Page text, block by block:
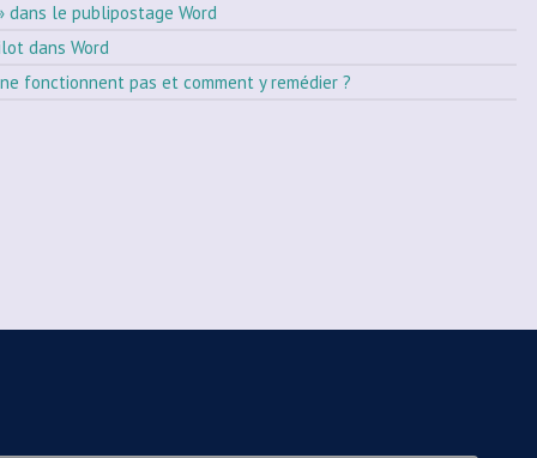
dans le publipostage Word
dans Word
fonctionnent pas et comment y remédier ?